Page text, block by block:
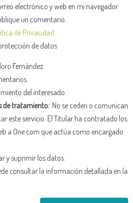
electrónico y web en mi navegador
un comentario.
de Privacidad
de datos
Fernández.
del interesado.
de tratamiento: No se ceden o comunican
este servicio. El Titular ha contratado los
a One.com que actúa como encargado
y suprimir los datos.
consultar la información detallada en la